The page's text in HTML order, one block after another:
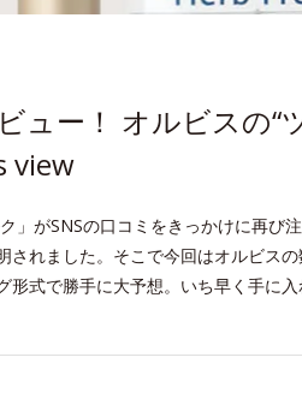
ー！ オルビスの“
view
」がSNSの口コミをきっかけに再び
れました。そこで今回はオルビス
式で勝手に大予想。いち早く手に